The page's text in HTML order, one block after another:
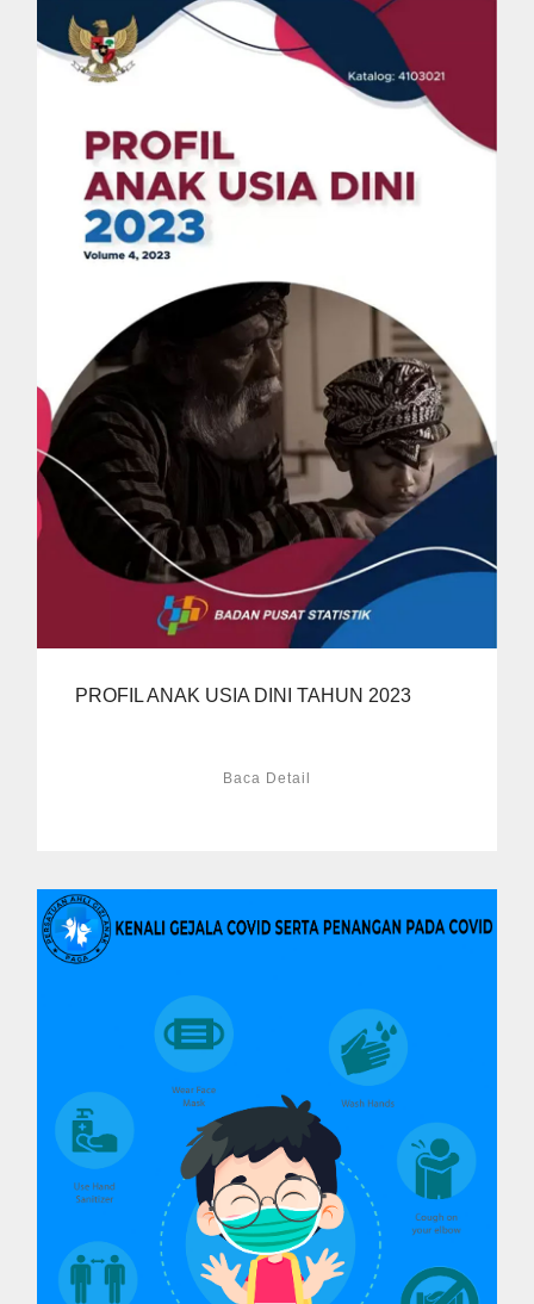
PROFIL ANAK USIA DINI TAHUN 2023
Baca Detail